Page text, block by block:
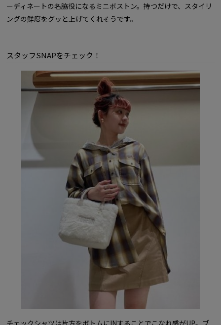
ーディネートの名脇役になるミニボストン。持つだけで、スタイリ
ングの鮮度をグッと上げてくれそうです。
スタッフSNAPをチェック！
チェックシャツは片方をボトムにINすることでこなれ感がUP。ブ